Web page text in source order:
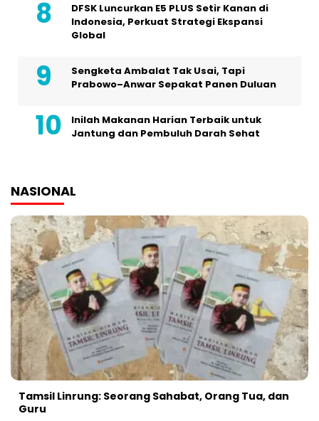
DFSK Luncurkan E5 PLUS Setir Kanan di
Indonesia, Perkuat Strategi Ekspansi
Global
Sengketa Ambalat Tak Usai, Tapi
Prabowo–Anwar Sepakat Panen Duluan
Inilah Makanan Harian Terbaik untuk
Jantung dan Pembuluh Darah Sehat
NASIONAL
Tamsil Linrung: Seorang Sahabat, Orang Tua, dan
Guru